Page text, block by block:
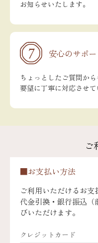
お知らせいたします。
安心のサポ
ちょっとしたご質問か
要望に丁寧に対応させて
ご
■お支払い方法
ご利用いただけるお支
代金引換・銀行振込
びいただけます。
クレジットカード